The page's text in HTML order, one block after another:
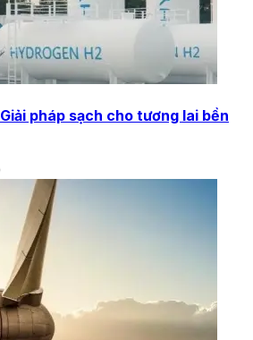
pháp sạch cho tương lai bền